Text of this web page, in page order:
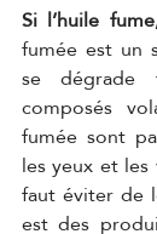
Si l’huile
fumée est un
se dégrade
composés
fumée sont
les yeux et
faut éviter de
est des